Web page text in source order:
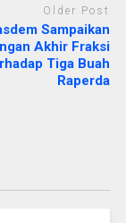
Older Post
Sampaikan
Akhir Fraksi
Tiga Buah
Raperda